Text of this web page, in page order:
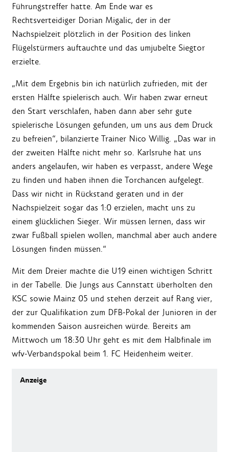
Führungstreffer hatte. Am Ende war es
Rechtsverteidiger Dorian Migalic, der in der
Nachspielzeit plötzlich in der Position des linken
Flügelstürmers auftauchte und das umjubelte Siegtor
erzielte.
„Mit dem Ergebnis bin ich natürlich zufrieden, mit der
ersten Hälfte spielerisch auch. Wir haben zwar erneut
den Start verschlafen, haben dann aber sehr gute
spielerische Lösungen gefunden, um uns aus dem Druck
zu befreien“, bilanzierte Trainer Nico Willig. „Das war in
der zweiten Hälfte nicht mehr so. Karlsruhe hat uns
anders angelaufen, wir haben es verpasst, andere Wege
zu finden und haben ihnen die Torchancen aufgelegt.
Dass wir nicht in Rückstand geraten und in der
Nachspielzeit sogar das 1:0 erzielen, macht uns zu
einem glücklichen Sieger. Wir müssen lernen, dass wir
zwar Fußball spielen wollen, manchmal aber auch andere
Lösungen finden müssen.“
Mit dem Dreier machte die U19 einen wichtigen Schritt
in der Tabelle. Die Jungs aus Cannstatt überholten den
KSC sowie Mainz 05 und stehen derzeit auf Rang vier,
der zur Qualifikation zum DFB-Pokal der Junioren in der
kommenden Saison ausreichen würde. Bereits am
Mittwoch um 18:30 Uhr geht es mit dem Halbfinale im
wfv-Verbandspokal beim 1. FC Heidenheim weiter.